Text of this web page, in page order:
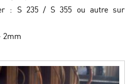
: S 235 / S 355 ou autre sur
2mm